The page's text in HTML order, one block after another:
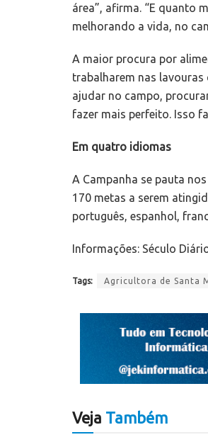
área”, afirma. “E quanto
melhorando a vida, no
A maior procura por
trabalharem nas
ajudar no campo,
fazer mais perfeito. Isso
Em quatro idiomas
A Campanha se pauta
170 metas a serem
português, espanhol,
Informações: Século
Tags: Agricultora de Santa
Veja Também